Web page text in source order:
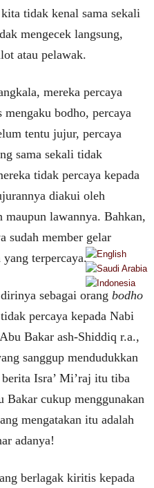
tidak kenal sama sekali
mengecek langsung,
atau pelawak.
mereka percaya
bodho, percaya
tentu jujur, percaya
sama sekali tidak
tidak percaya kepada
diakui oleh
maupun lawannya. Bahkan,
sudah member gelar
terpercaya.
sebagai orang bodho
percaya kepada Nabi
Bakar ash-Shiddiq r.a.,
sanggup mendudukkan
berita Isra’ Mi’raj itu tiba
Bakar cukup menggunakan
mengatakan itu adalah
adanya!
berlagak kiritis kepada